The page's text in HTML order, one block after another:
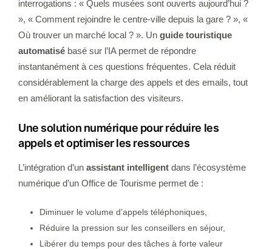
interrogations : « Quels musées sont ouverts aujourd’hui ?
», « Comment rejoindre le centre-ville depuis la gare ? », «
Où trouver un marché local ? ». Un guide touristique
automatisé basé sur l’IA permet de répondre
instantanément à ces questions fréquentes. Cela réduit
considérablement la charge des appels et des emails, tout
en améliorant la satisfaction des visiteurs.
Une solution numérique pour réduire les
appels et optimiser les ressources
L’intégration d’un assistant intelligent dans l’écosystème
numérique d’un Office de Tourisme permet de :
Diminuer le volume d’appels téléphoniques,
Réduire la pression sur les conseillers en séjour,
Libérer du temps pour des tâches à forte valeur